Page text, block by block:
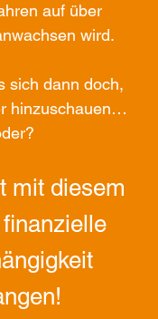
auf über
wird.
sich dann doch,
hinzuschauen…
mit diesem